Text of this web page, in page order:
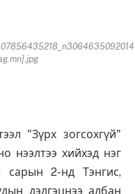
"Зүрх зогсохгүй"
нээлтээ хийхэд нэг
сарын 2-нд Тэнгис,
дэлгэцнээ албан